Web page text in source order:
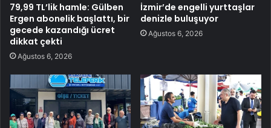
79,99 TL’lik hamle: Gülben
Ergen abonelik başlattı, bir
gecede kazandığı ücret
dikkat çekti
Ağustos 6, 2026
İzmir’de engelli yurttaşlar
denizle buluşuyor
Ağustos 6, 2026